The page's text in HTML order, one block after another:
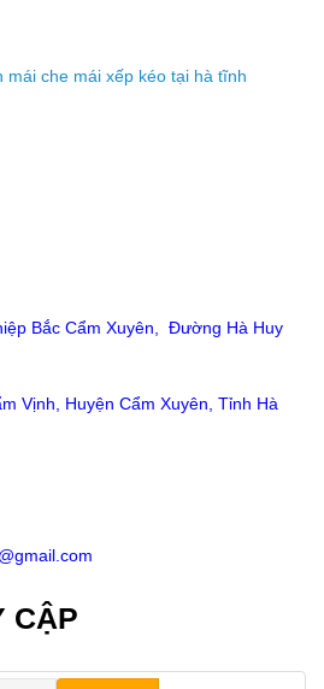
mái che mái xếp kéo tại hà tĩnh
Bắc Cẩm Xuyên, Đường Hà Huy
Vịnh, Huyện Cẩm Xuyên, Tỉnh Hà
CẬP